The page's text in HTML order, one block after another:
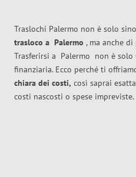
Traslochi Palermo non è solo
trasloco a Palermo , ma anche
Trasferirsi a Palermo non è solo
finanziaria. Ecco perché ti
chiara dei costi, così saprai
costi nascosti o spese impreviste.